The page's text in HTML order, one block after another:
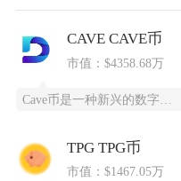
CAVE CAVE币
市值：$4358.68万
TPG TPG币
市值：$1467.05万